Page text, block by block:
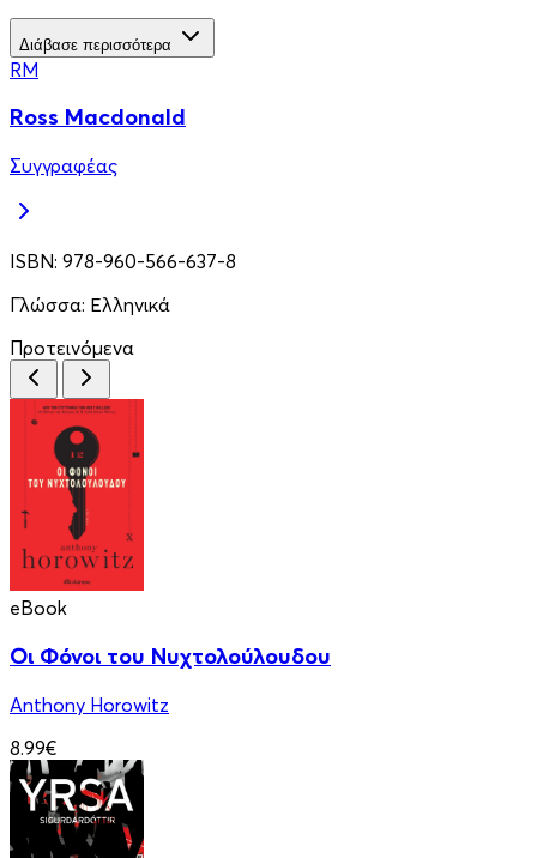
Διάβασε περισσότερα
RM
Ross Macdonald
Συγγραφέας
ISBN: 978-960-566-637-8
Γλώσσα: Ελληνικά
Προτεινόμενα
eBook
Οι Φόνοι του Νυχτολούλουδου
Anthony Horowitz
8.99€